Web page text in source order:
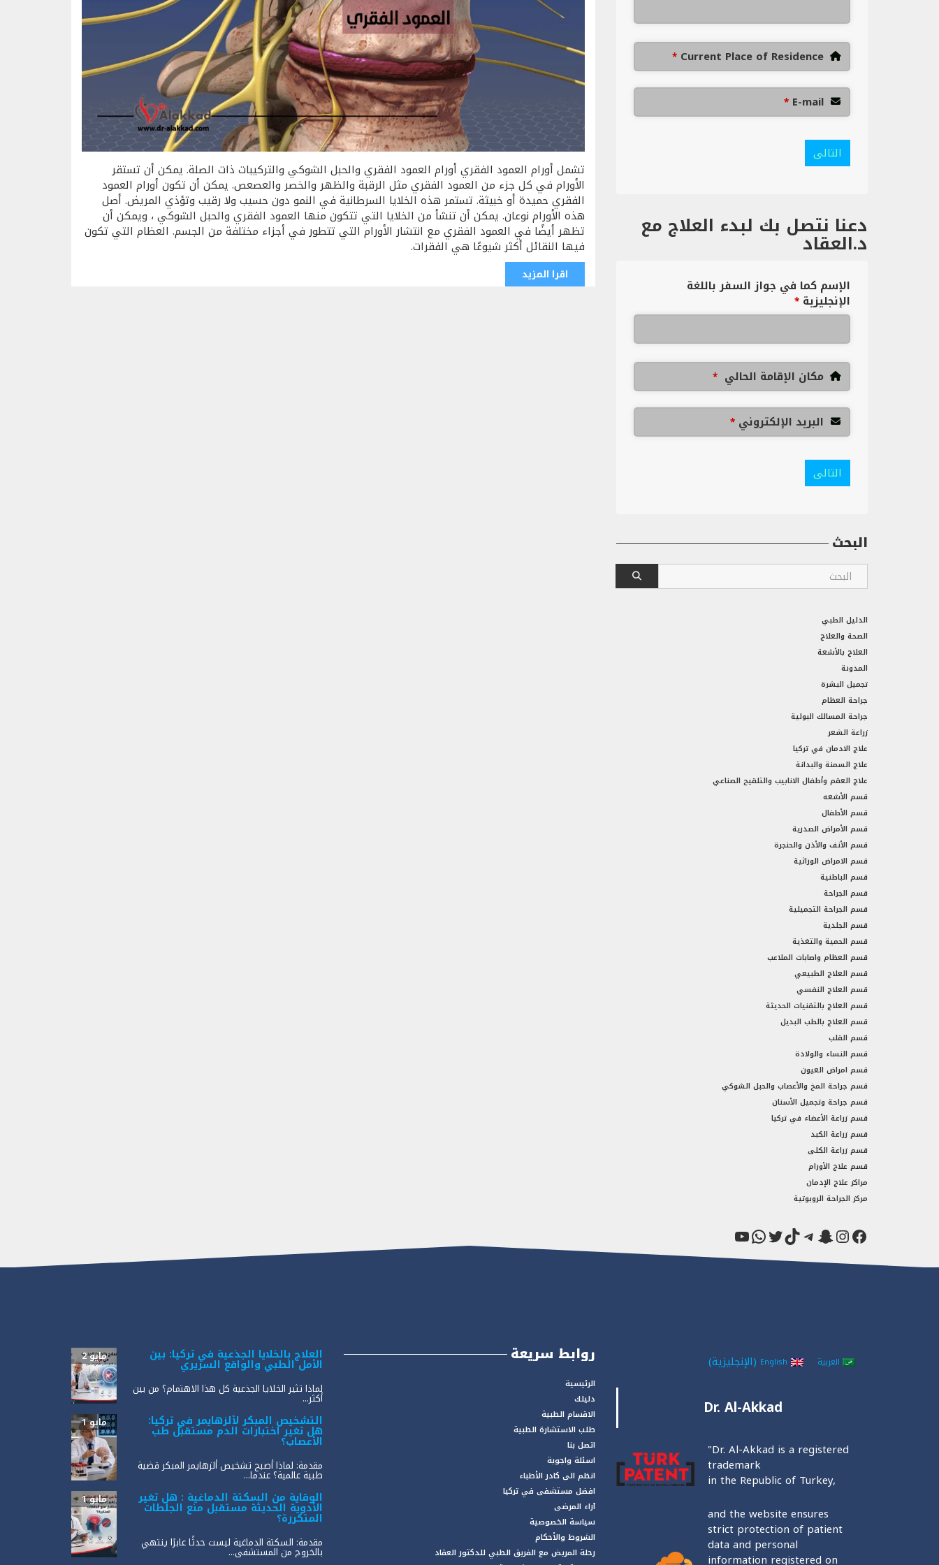
تشمل أورام العمود الفقري أورام العمود الفقري والحبل الشوكي والتركيبات ذات الصلة. يمكن أن تستقر
الأورام في كل جزء من العمود الفقري مثل الرقبة والظهر والخصر والعصعص. يمكن أن تكون أورام العمود
الفقري حميدة أو خبيثة. تستمر هذه الخلايا السرطانية في النمو دون حسيب ولا رقيب وتؤذي المريض. أصل
هذه الأورام نوعان. يمكن أن تنشأ من الخلايا التي تتكون منها العمود الفقري والحبل الشوكي ، ويمكن أن
تظهر أيضًا في العمود الفقري مع انتشار الأورام التي تتطور في أجزاء مختلفة من الجسم. العظام التي تكون
فيها النقائل أكثر شيوعًا هي الفقرات.
اقرا المزيد
Current Place of Residence
*
E-mail
*
التالى
دعنا نتصل بك لبدء العلاج مع
د.العقاد
الإسم كما في جواز السفر باللغة
الإنجليزية *
مكان الإقامة الحالي *
البريد الإلكتروني *
التالى
البحث
الدليل الطبي
الصحة والعلاج
العلاج بالأشعة
المدونة
تجميل البشرة
جراحة العظام
جراحة المسالك البولية
زراعة الشعر
علاج الادمان في تركيا
علاج السمنة والبدانة
علاج العقم وأطفال الانابيب والتلقيح الصناعي
قسم الأشعه
قسم الأطفال
قسم الأمراض الصدرية
قسم الأنف والأذن والحنجرة
قسم الامراض الوراثية
قسم الباطنية
قسم الجراحة
قسم الجراحة التجميلية
قسم الجلدية
قسم الحمية والتغذية
قسم العظام واصابات الملاعب
قسم العلاج الطبيعي
قسم العلاج النفسي
قسم العلاج بالتقنيات الحديثة
قسم العلاج بالطب البديل
قسم القلب
قسم النساء والولادة
قسم امراض العيون
قسم جراحة المخ والأعصاب والحبل الشوكي
قسم جراحة وتجميل الأسنان
قسم زراعة الأعضاء في تركيا
قسم زراعة الكبد
قسم زراعة الكلى
قسم علاج الأورام
مراكز علاج الإدمان
مركز الجراحة الروبوتية
فيسبوك
إنستجرام
سناب شاتتيليجرام
تيك توكتويترواتساب
يوتيوب
العلاج بالخلايا الجذعية في تركيا: بين
الأمل الطبي والواقع السريري
مايو 2
لماذا تثير الخلايا الجذعية كل هذا الاهتمام؟ من بين
أكثر...
التشخيص المبكر لألزهايمر في تركيا:
هل تغير اختبارات الدم مستقبل طب
الأعصاب؟
مايو 1
مقدمة: لماذا أصبح تشخيص ألزهايمر المبكر قضية
طبية عالمية؟ عندما...
الوقاية من السكتة الدماغية : هل تغير
الأدوية الحديثة مستقبل منع الجلطات
المتكررة؟
مايو 1
مقدمة: السكتة الدماغية ليست حدثًا عابرًا ينتهي
بالخروج من المستشفى...
روابط سريعة
الرئيسية
دليلك
الاقسام الطبية
طلب الاستشارة الطبية
اتصل بنا
اسئلة واجوبة
انظم الى كادر الأطباء
افضل مستشفى في تركيا
آراء المرضى
سياسة الخصوصية
الشروط والأحكام
رحلة المريض مع الفريق الطبي للدكتور العقاد
العربية English
(الإنجليزية)
Dr. Al-Akkad
"Dr. Al-Akkad is a registered
trademark
in the Republic of Turkey,
and the website ensures
strict protection of patient
data and personal
information registered on